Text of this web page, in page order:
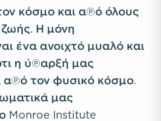
κόσμο και από όλους
ζωής. Η μόνη
ένα ανοιχτό μυαλό και
η ύπαρξή μας
από τον φυσικό κόσμο.
μας
Monroe Institute